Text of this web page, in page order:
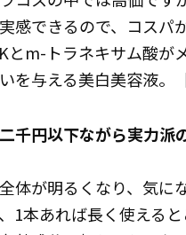
感できるので、コスパ
とm-トラネキサム酸が
を与える美白美容液。
千円以下ながら実力派
全体が明るくなり、気
1本あれば長く使える